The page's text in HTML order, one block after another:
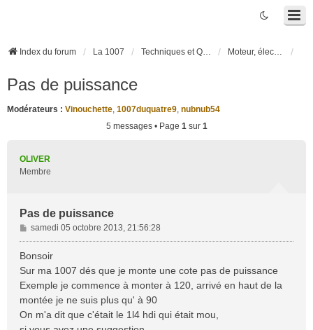
Index du forum La 1007 Techniques et Questions Moteur, électronique moteur, boîte robotisée 2-Tronic
Pas de puissance
Modérateurs : Vinouchette, 1007duquatre9, nubnub54
5 messages • Page 1sur 1
OLIVER
Membre
Pas de puissance
M
e
s
g
e
samedi 05 octobre 2013, 21:56:28
Bonsoir
Sur ma 1007 dés que je monte une cote pas de puissance
Exemple je commence à monter à 120, arrivé en haut de la
montée je ne suis plus qu' à 90
On m'a dit que c'était le 1l4 hdi qui était mou,